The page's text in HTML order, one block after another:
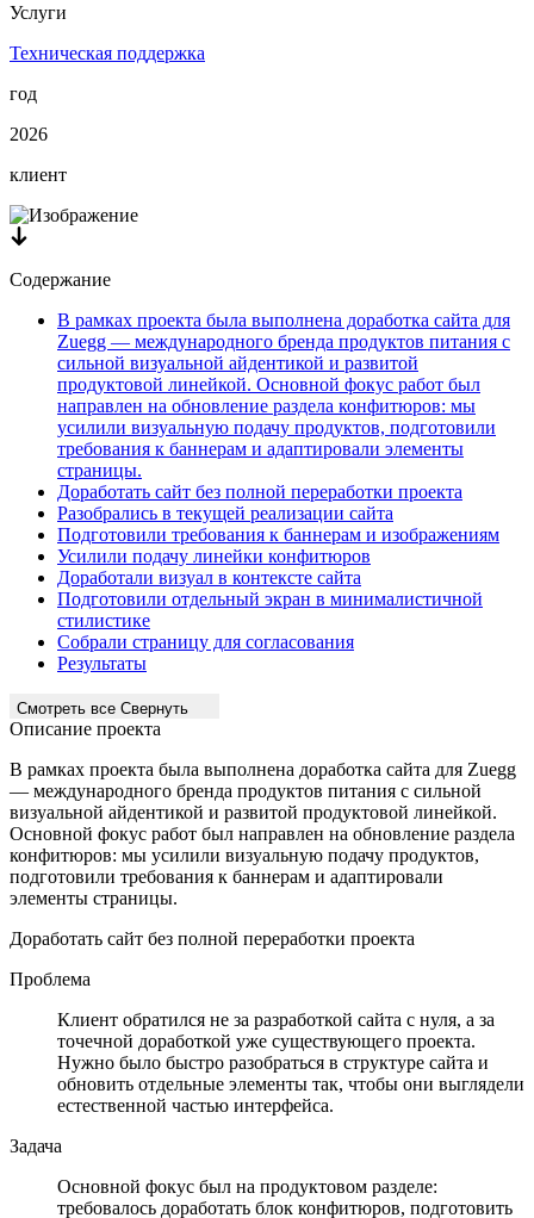
Услуги
Техническая поддержка
год
2026
клиент
Содержание
В рамках проекта была выполнена доработка сайта для
Zuegg — международного бренда продуктов питания с
сильной визуальной айдентикой и развитой
продуктовой линейкой. Основной фокус работ был
направлен на обновление раздела конфитюров: мы
усилили визуальную подачу продуктов, подготовили
требования к баннерам и адаптировали элементы
страницы.
Доработать сайт без полной переработки проекта
Разобрались в текущей реализации сайта
Подготовили требования к баннерам и изображениям
Усилили подачу линейки конфитюров
Доработали визуал в контексте сайта
Подготовили отдельный экран в минималистичной
стилистике
Собрали страницу для согласования
Результаты
Смотреть все Свернуть
Описание проекта
В рамках проекта была выполнена доработка сайта для Zuegg
— международного бренда продуктов питания с сильной
визуальной айдентикой и развитой продуктовой линейкой.
Основной фокус работ был направлен на обновление раздела
конфитюров: мы усилили визуальную подачу продуктов,
подготовили требования к баннерам и адаптировали
элементы страницы.
Доработать сайт без полной переработки проекта
Проблема
Клиент обратился не за разработкой сайта с нуля, а за
точечной доработкой уже существующего проекта.
Нужно было быстро разобраться в структуре сайта и
обновить отдельные элементы так, чтобы они выглядели
естественной частью интерфейса.
Задача
Основной фокус был на продуктовом разделе:
требовалось доработать блок конфитюров, подготовить